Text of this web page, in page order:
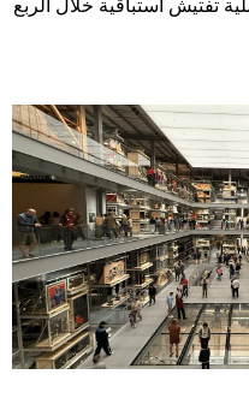
من 120 ألف عملية تفتيش استباقية خلال الربع